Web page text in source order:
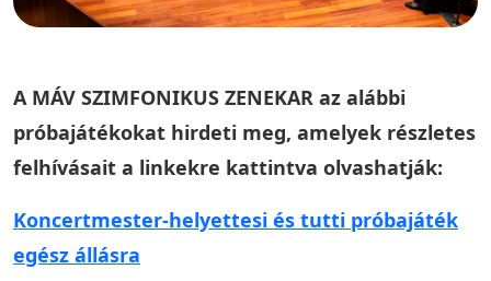
A MÁV SZIMFONIKUS ZENEKAR az alábbi
próbajátékokat hirdeti meg, amelyek részletes
felhívásait a linkekre kattintva olvashatják:
Koncertmester-helyettesi és tutti próbajáték
egész állásra